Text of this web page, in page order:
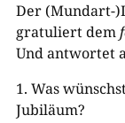
Der (Mundart-
gratuliert dem
Und antwortet
1. Was
Jubiläum?